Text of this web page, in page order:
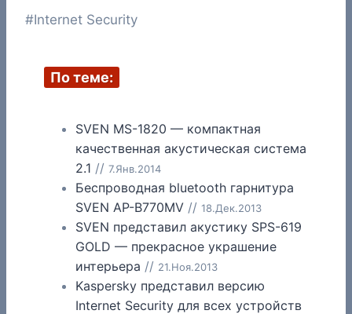
Метки
#Internet Security
По теме:
SVEN MS-1820 — компактная
качественная акустическая система
2.1 // 7.Янв.2014
Беспроводная bluetooth гарнитура
SVEN AP-B770MV // 18.Дек.2013
SVEN представил акустику SPS-619
GOLD — прекрасное украшение
интерьера // 21.Ноя.2013
Kaspersky представил версию
Internet Security для всех устройств